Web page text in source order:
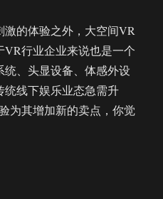
的体验之外，大空间VR
行业企业来说也是一个
、头显设备、体感外设
统线下娱乐业态急需升
为其增加新的卖点，你觉